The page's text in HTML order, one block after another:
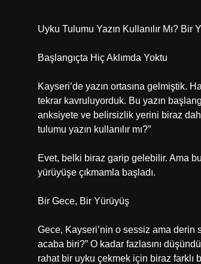
Uyku Tulumu Yazın Kullanılır Mı? Bir
Başlangıçta Hiç Aklımda Yoktu
Kayseri’de yazın ortasına gelmiştik.
tekrar kavruluyorduk. Bu yazın
anksiyete ve belirsizlik yerini biraz
tulumu yazın kullanılır mı?”
Evet, belki biraz garip gelebilir. Ama
yürüyüşe çıkmamla başladı.
Bir Gece, Bir Yürüyüş
Gece, Kayseri’nin o sessiz ama derin
acaba biri?” O kadar fazlasını
rahat bir uyku çekmek için biraz farklı